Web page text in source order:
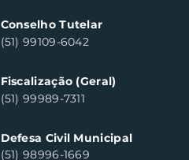
Conselho Tutelar
(51) 99109-6042
Fiscalização (Geral)
(51) 99989-7311
Defesa Civil Municipal
(51) 98996-1669